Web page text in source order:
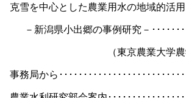
克雪を中心とした農業用水の地域的活
－新潟県小出郷の事例研究－･･･････
（東京農業大学農
事務局から･････････････････････････